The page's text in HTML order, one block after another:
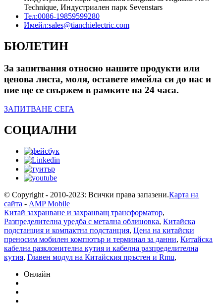
Technique, Индустриален парк Sevenstars
Тел:0086-19859599280
Имейл:sales@tianchielectric.com
БЮЛЕТИН
За запитвания относно нашите продукти или
ценова листа, моля, оставете имейла си до нас и
ние ще се свържем в рамките на 24 часа.
ЗАПИТВАНЕ СЕГА
СОЦИАЛНИ
© Copyright - 2010-2023: Всички права запазени.Карта на
сайта - AMP Mobile
Китай захранване и захранващ трансформатор,
Разпределителна уредба с метална облицовка, Китайска
подстанция и компактна подстанция, Цена на китайски
преносим мобилен компютър и терминал за данни, Китайска
кабелна разклонителна кутия и кабелна разпределителна
кутия, Главен модул на Китайския пръстен и Rmu,
Онлайн